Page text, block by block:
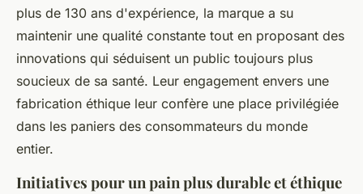
plus de 130 ans d'expérience, la marque a su
maintenir une qualité constante tout en proposant des
innovations qui séduisent un public toujours plus
soucieux de sa santé. Leur engagement envers une
fabrication éthique leur confère une place privilégiée
dans les paniers des consommateurs du monde
entier.
Initiatives pour un pain plus durable et éthique